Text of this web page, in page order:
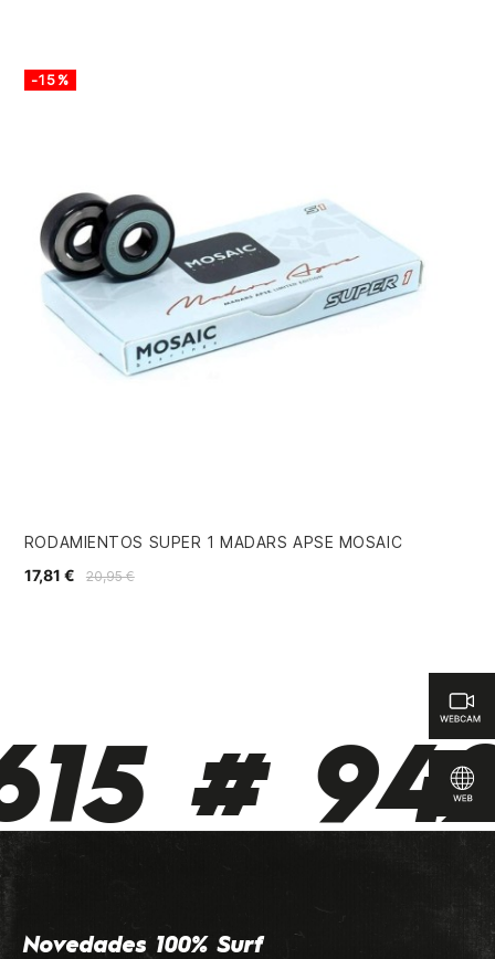
RODAMIENTOS SUPER 1 MADARS APSE MOSAIC
20,95 €
17,81 €
-15%
#
Novedades 100% Surf